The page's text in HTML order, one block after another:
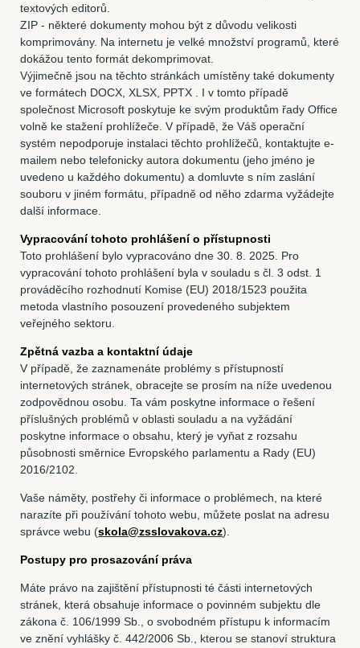
textových editorů.
ZIP - některé dokumenty mohou být z důvodu velikosti
komprimovány. Na internetu je velké množství programů, které
dokážou tento formát dekomprimovat.
Výjimečně jsou na těchto stránkách umístěny také dokumenty
ve formátech DOCX, XLSX, PPTX . I v tomto případě
společnost Microsoft poskytuje ke svým produktům řady Office
volně ke stažení prohlížeče. V případě, že Váš operační
systém nepodporuje instalaci těchto prohlížečů, kontaktujte e-
mailem nebo telefonicky autora dokumentu (jeho jméno je
uvedeno u každého dokumentu) a domluvte s ním zaslání
souboru v jiném formátu, případně od něho zdarma vyžádejte
další informace.
Vypracování tohoto prohlášení o přístupnosti
Toto prohlášení bylo vypracováno dne 30. 8. 2025. Pro
vypracování tohoto prohlášení byla v souladu s čl. 3 odst. 1
prováděcího rozhodnutí Komise (EU) 2018/1523 použita
metoda vlastního posouzení provedeného subjektem
veřejného sektoru.
Zpětná vazba a kontaktní údaje
V případě, že zaznamenáte problémy s přístupností
internetových stránek, obracejte se prosím na níže uvedenou
zodpovědnou osobu. Ta vám poskytne informace o řešení
příslušných problémů v oblasti souladu a na vyžádání
poskytne informace o obsahu, který je vyňat z rozsahu
působnosti směrnice Evropského parlamentu a Rady (EU)
2016/2102.
Vaše náměty, postřehy či informace o problémech, na které
narazíte při používání tohoto webu, můžete poslat na adresu
správce webu (skola@zsslovakova.cz).
Postupy pro prosazování práva
Máte právo na zajištění přístupnosti té části internetových
stránek, která obsahuje informace o povinném subjektu dle
zákona č. 106/1999 Sb., o svobodném přístupu k informacím
ve znění vyhlášky č. 442/2006 Sb., kterou se stanoví struktura